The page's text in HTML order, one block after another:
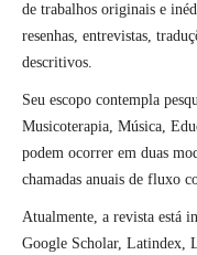
de trabalhos originais e
resenhas, entrevistas,
descritivos.
Seu escopo contempla
Musicoterapia, Música,
podem ocorrer em duas
chamadas anuais de fluxo
Atualmente, a revista está
Google Scholar, Latindex,